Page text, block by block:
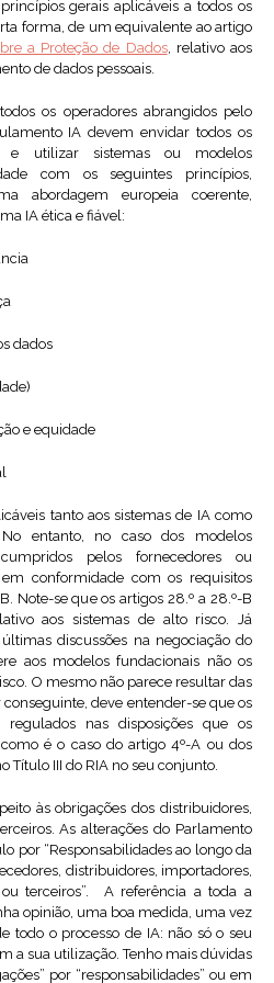
gerais aplicáveis a todos os
forma, de um equivalente ao artigo
a Proteção de Dados, relativo aos
de dados pessoais.
os operadores abrangidos pelo
IA devem envidar todos os
e utilizar sistemas ou modelos
com os seguintes princípios,
abordagem europeia coerente,
IA ética e fiável:
dados
e equidade
tanto aos sistemas de IA como
entanto, no caso dos modelos
pelos fornecedores ou
conformidade com os requisitos
Note-se que os artigos 28.º a 28.º-B
aos sistemas de alto risco. Já
discussões na negociação do
aos modelos fundacionais não os
O mesmo não parece resultar das
deve entender-se que os
regulados nas disposições que os
é o caso do artigo 4º-A ou dos
Título III do RIA no seu conjunto.
às obrigações dos distribuidores,
As alterações do Parlamento
por “Responsabilidades ao longo da
distribuidores, importadores,
ou terceiros”. A referência a toda a
opinião, uma boa medida, uma vez
todo o processo de IA: não só o seu
a sua utilização. Tenho mais dúvidas
por “responsabilidades” ou em